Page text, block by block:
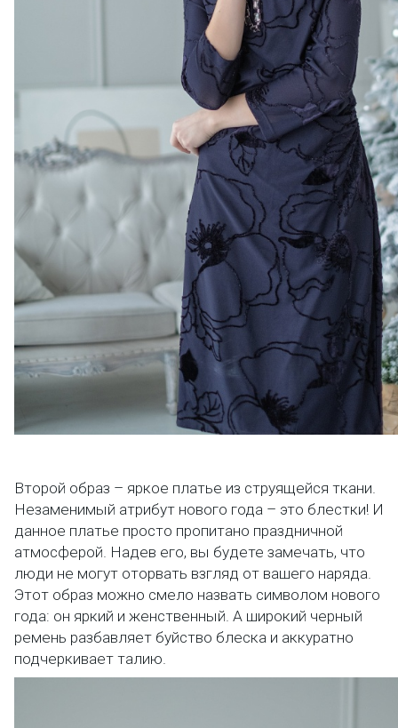
Второй образ – яркое платье из струящейся ткани.
Незаменимый атрибут нового года – это блестки! И
данное платье просто пропитано праздничной
атмосферой. Надев его, вы будете замечать, что
люди не могут оторвать взгляд от вашего наряда.
Этот образ можно смело назвать символом нового
года: он яркий и женственный. А широкий черный
ремень разбавляет буйство блеска и аккуратно
подчеркивает талию.